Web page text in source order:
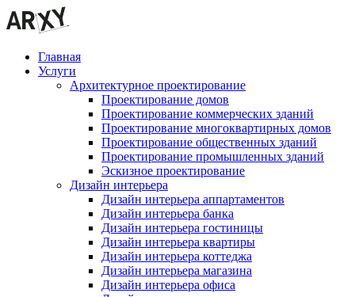
Главная
Услуги
Архитектурное проектирование
Проектирование домов
Проектирование коммерческих зданий
Проектирование многоквартирных домов
Проектирование общественных зданий
Проектирование промышленных зданий
Эскизное проектирование
Дизайн интерьера
Дизайн интерьера аппартаментов
Дизайн интерьера банка
Дизайн интерьера гостиницы
Дизайн интерьера квартиры
Дизайн интерьера коттеджа
Дизайн интерьера магазина
Дизайн интерьера офиса